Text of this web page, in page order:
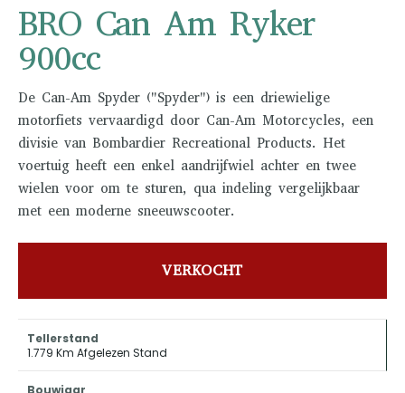
BRO Can Am Ryker
900cc
De Can-Am Spyder ("Spyder") is een driewielige
motorfiets vervaardigd door Can-Am Motorcycles, een
divisie van Bombardier Recreational Products. Het
voertuig heeft een enkel aandrijfwiel achter en twee
wielen voor om te sturen, qua indeling vergelijkbaar
met een moderne sneeuwscooter.
VERKOCHT
Tellerstand
1.779 Km Afgelezen Stand
Bouwjaar